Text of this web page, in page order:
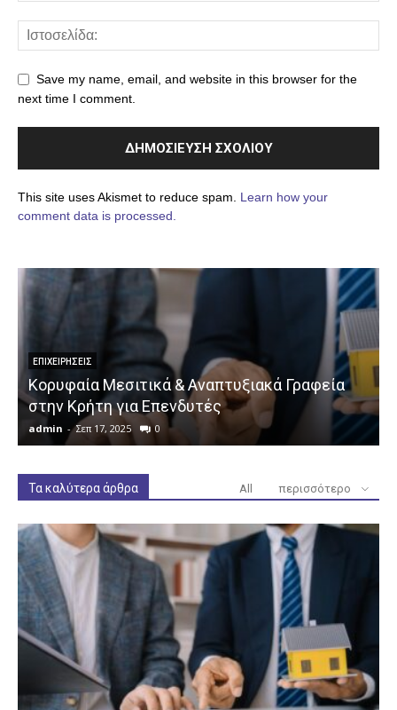
Save my name, email, and website in this browser for the
next time I comment.
This site uses Akismet to reduce spam. Learn how your
comment data is processed.
ΕΠΙΧΕΙΡΉΣΕΙΣ
Κορυφαία Μεσιτικά & Αναπτυξιακά Γραφεία
στην Κρήτη για Επενδυτές
admin - Σεπ 17, 2025 0
Τα καλύτερα άρθρα All περισσότερο